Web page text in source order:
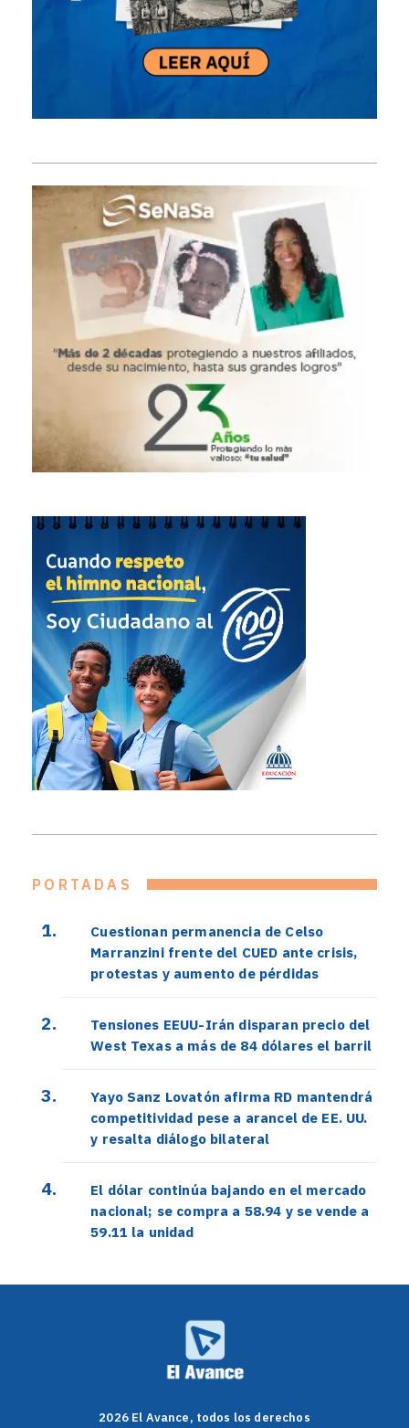
PORTADAS
Cuestionan permanencia de Celso
Marranzini frente del CUED ante crisis,
protestas y aumento de pérdidas
Tensiones EEUU-Irán disparan precio del
West Texas a más de 84 dólares el barril
Yayo Sanz Lovatón afirma RD mantendrá
competitividad pese a arancel de EE. UU.
y resalta diálogo bilateral
El dólar continúa bajando en el mercado
nacional; se compra a 58.94 y se vende a
59.11 la unidad
2026 El Avance, todos los derechos